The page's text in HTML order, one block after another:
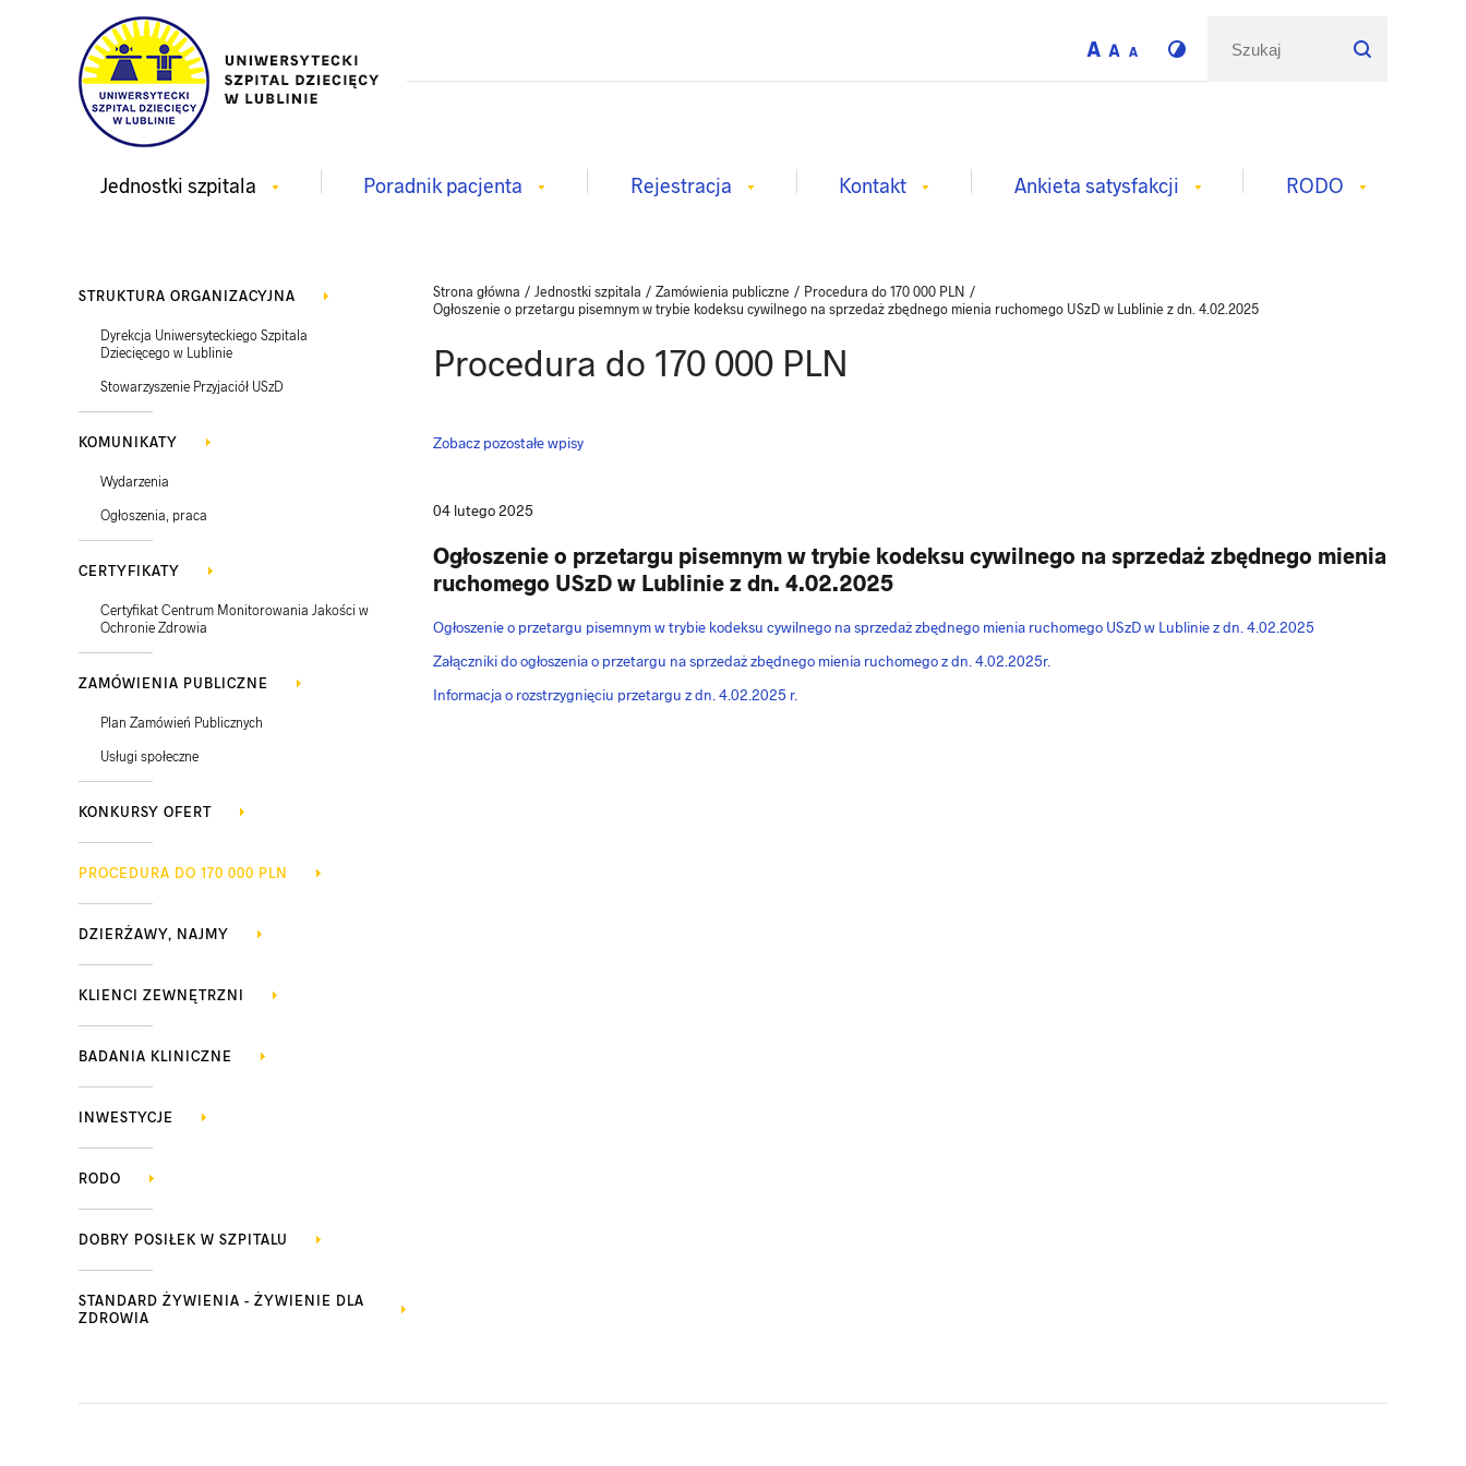
Jednostki szpitala Poradnik pacjenta Rejestracja Kontakt Ankieta satysfakcji RODO
STRUKTURA ORGANIZACYJNA
Dyrekcja Uniwersyteckiego Szpitala
Dziecięcego w Lublinie
Stowarzyszenie Przyjaciół USzD
KOMUNIKATY
Wydarzenia
Ogłoszenia, praca
CERTYFIKATY
Certyfikat Centrum Monitorowania Jakości w
Ochronie Zdrowia
ZAMÓWIENIA PUBLICZNE
Plan Zamówień Publicznych
Usługi społeczne
KONKURSY OFERT
PROCEDURA DO 170 000 PLN
DZIERŻAWY, NAJMY
KLIENCI ZEWNĘTRZNI
BADANIA KLINICZNE
INWESTYCJE
RODO
DOBRY POSIŁEK W SZPITALU
STANDARD ŻYWIENIA - ŻYWIENIE DLA
ZDROWIA
Strona główna / Jednostki szpitala / Zamówienia publiczne / Procedura do 170 000 PLN /
Ogłoszenie o przetargu pisemnym w trybie kodeksu cywilnego na sprzedaż zbędnego mienia ruchomego USzD w Lublinie z dn. 4.02.2025
Procedura do 170 000 PLN
Zobacz pozostałe wpisy
04 lutego 2025
Ogłoszenie o przetargu pisemnym w trybie kodeksu cywilnego na sprzedaż zbędnego mienia
ruchomego USzD w Lublinie z dn. 4.02.2025
Ogłoszenie o przetargu pisemnym w trybie kodeksu cywilnego na sprzedaż zbędnego mienia ruchomego USzD w Lublinie z dn. 4.02.2025
Załączniki do ogłoszenia o przetargu na sprzedaż zbędnego mienia ruchomego z dn. 4.02.2025r.
Informacja o rozstrzygnięciu przetargu z dn. 4.02.2025 r.